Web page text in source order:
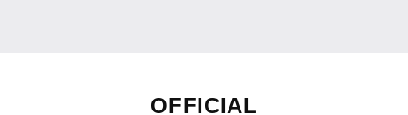
OFFICIAL